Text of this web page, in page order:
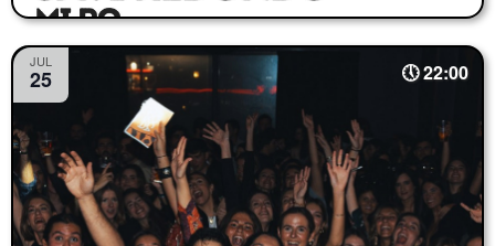
JUL
25 22:00